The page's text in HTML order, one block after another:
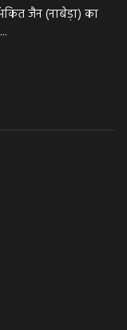
जैन (नाबेड़ा) का